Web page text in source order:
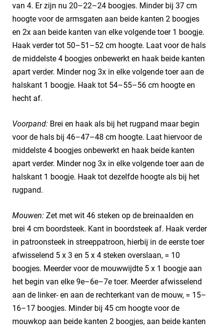
van 4. Er zijn nu 20–22–24 boogjes. Minder bij 37 cm
hoogte voor de armsgaten aan beide kanten 2 boogjes
en 2x aan beide kanten van elke volgende toer 1 boogje.
Haak verder tot 50–51–52 cm hoogte. Laat voor de hals
de middelste 4 boogjes onbewerkt en haak beide kanten
apart verder. Minder nog 3x in elke volgende toer aan de
halskant 1 boogje. Haak tot 54–55–56 cm hoogte en
hecht af.
Voorpand: Brei en haak als bij het rugpand maar begin
voor de hals bij 46–47–48 cm hoogte. Laat hiervoor de
middelste 4 boogjes onbewerkt en haak beide kanten
apart verder. Minder nog 3x in elke volgende toer aan de
halskant 1 boogje. Haak tot dezelfde hoogte als bij het
rugpand.
Mouwen: Zet met wit 46 steken op de breinaalden en
brei 4 cm boordsteek. Kant in boordsteek af. Haak verder
in patroonsteek in streeppatroon, hierbij in de eerste toer
afwisselend 5 x 3 en 5 x 4 steken overslaan, = 10
boogjes. Meerder voor de mouwwijdte 5 x 1 boogje aan
het begin van elke 9e–6e–7e toer. Meerder afwisselend
aan de linker- en aan de rechterkant van de mouw, = 15–
16–17 boogjes. Minder bij 45 cm hoogte voor de
mouwkop aan beide kanten 2 boogjes, aan beide kanten